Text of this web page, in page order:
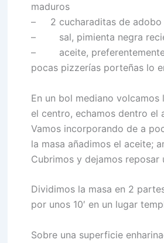
maduros
– 2 cucharaditas de adobo
– sal, pimienta negra
– aceite, preferentemente
pocas pizzerías porteñas lo
En un bol mediano volcamos
el centro, echamos dentro el
Vamos incorporando de a
la masa añadimos el aceite;
Cubrimos y dejamos reposar
Dividimos la masa en 2
por unos 10′ en un lugar
Sobre una superficie